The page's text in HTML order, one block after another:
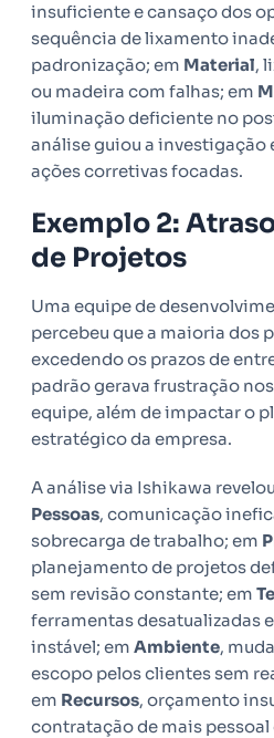
insuficiente e cansaço dos
sequência de lixamento
padronização; em Material,
ou madeira com falhas; em
iluminação deficiente no
análise guiou a investigação
ações corretivas focadas.
Exemplo 2:
de Projetos
Uma equipe de
percebeu que a maioria dos
excedendo os prazos de
padrão gerava frustração
equipe, além de impactar o
estratégico da empresa.
A análise via Ishikawa
Pessoas, comunicação
sobrecarga de trabalho; em
planejamento de projetos
sem revisão constante; em
ferramentas desatualizadas
instável; em Ambiente,
escopo pelos clientes sem
em Recursos, orçamento
contratação de mais